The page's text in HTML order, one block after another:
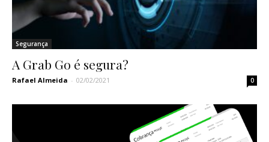
Segurança
A Grab Go é segura?
Rafael Almeida - 02/02/2021 0